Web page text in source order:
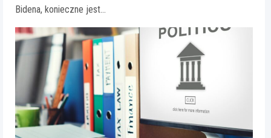
Bidena, konieczne jest…